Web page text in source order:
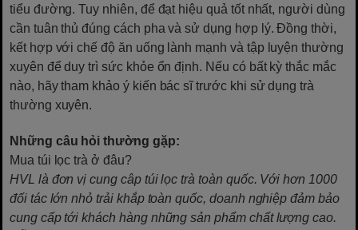
tiểu đường. Tuy nhiên, để đạt hiệu quả tốt nhất, người dùng
cần tuân thủ đúng cách pha và sử dụng hợp lý. Đồng thời,
kết hợp với chế độ ăn uống lành mạnh và tập luyện thường
xuyên để duy trì sức khỏe ổn định. Nếu có bất kỳ thắc mắc
nào, hãy tham khảo ý kiến bác sĩ trước khi sử dụng trà
thường xuyên.
Những câu hỏi thường gặp:
Mua túi lọc trà ở đâu?
HVL là đơn vị cung câp túi lọc trà toàn quốc. Với hơn 1000
đối tác lớn nhỏ trải khắp toàn quốc, doanh nghiệp đảm bảo
cung cấp tới khách hàng những sản phẩm chất lượng cao.